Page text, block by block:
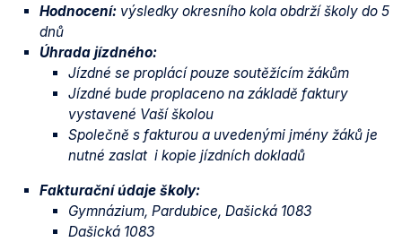
Hodnocení: výsledky okresního kola obdrží školy do 5
dnů
Úhrada jízdného:
Jízdné se proplácí pouze soutěžícím žákům
Jízdné bude proplaceno na základě faktury
vystavené Vaší školou
Společně s fakturou a uvedenými jmény žáků je
nutné zaslat i kopie jízdních dokladů
Fakturační údaje školy:
Gymnázium, Pardubice, Dašická 1083
Dašická 1083